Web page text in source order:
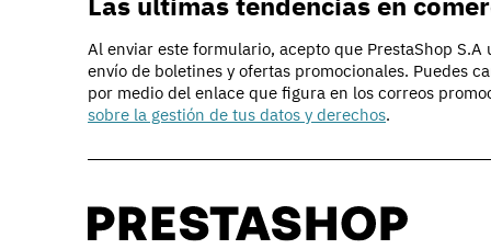
La tecnología que hay
e-commerce
Al enviar este formulario, acepto que PrestaShop
envío de boletines y ofertas promocionales. Puedes
por medio del enlace que figura en los correos
sobre la gestión de tus datos y derechos.